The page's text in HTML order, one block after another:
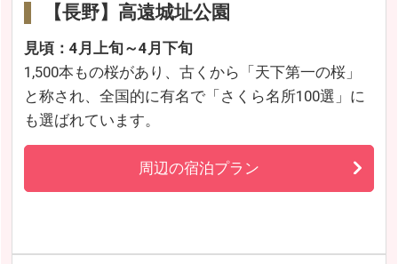
【長野】高遠城址公園
見頃：4月上旬～4月下旬
1,500本もの桜があり、古くから「天下第一の桜」
と称され、全国的に有名で「さくら名所100選」に
も選ばれています。
周辺の宿泊プラン